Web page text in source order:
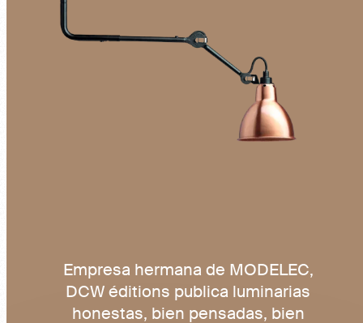
Empresa hermana de MODELEC,
DCW éditions publica luminarias
honestas, bien pensadas, bien